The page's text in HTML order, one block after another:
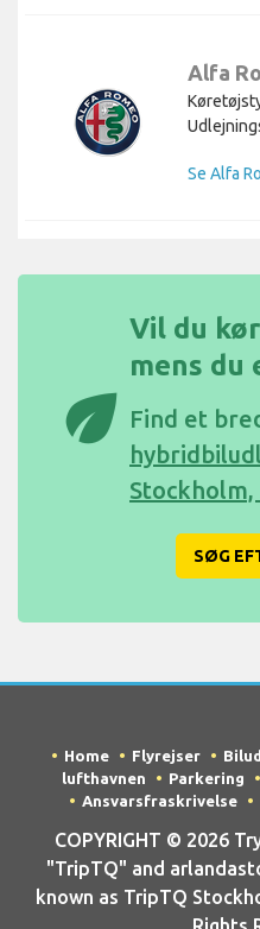
Alfa
Se Alfa
eco
Vil du
mens du
Find et
Stockholm,
SØG
Home Flyrejser
lufthavnen
Parkering
Ansvarsfraskrivelse
COPYRIGHT © 2026
"TripTQ" and
known as TripTQ